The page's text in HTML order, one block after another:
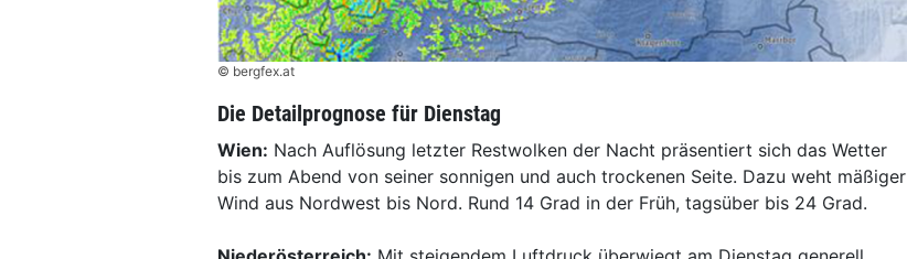
© bergfex.at
Die Detailprognose für Dienstag
Wien: Nach Auflösung letzter Restwolken der Nacht präsentiert sich das Wetter
bis zum Abend von seiner sonnigen und auch trockenen Seite. Dazu weht mäßiger
Wind aus Nordwest bis Nord. Rund 14 Grad in der Früh, tagsüber bis 24 Grad.